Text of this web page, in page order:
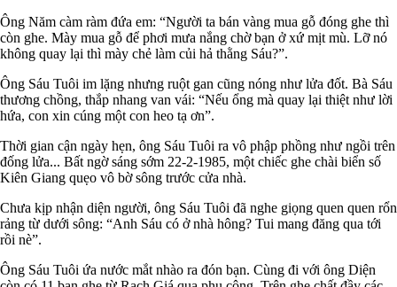
Ông Năm càm ràm đứa em: “Người ta bán vàng mua gỗ đóng ghe thì
còn ghe. Mày mua gỗ để phơi mưa nắng chờ bạn ở xứ mịt mù. Lỡ nó
không quay lại thì mày chẻ làm củi hả thằng Sáu?”.
Ông Sáu Tuôi im lặng nhưng ruột gan cũng nóng như lửa đốt. Bà Sáu
thương chồng, thắp nhang van vái: “Nếu ổng mà quay lại thiệt như lời
hứa, con xin cúng một con heo tạ ơn”.
Thời gian cận ngày hẹn, ông Sáu Tuôi ra vô phập phồng như ngồi trên
đống lửa... Bất ngờ sáng sớm 22-2-1985, một chiếc ghe chài biển số
Kiên Giang quẹo vô bờ sông trước cửa nhà.
Chưa kịp nhận diện người, ông Sáu Tuôi đã nghe giọng quen quen rổn
rảng từ dưới sông: “Anh Sáu có ở nhà hông? Tui mang đăng qua tới
rồi nè”.
Ông Sáu Tuôi ứa nước mắt nhào ra đón bạn. Cùng đi với ông Diện